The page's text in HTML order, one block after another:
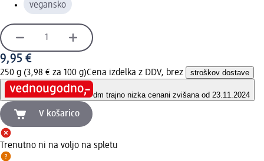
vegansko
9,95 €
250 g (3,98 € za 100 g)Cena izdelka z DDV, brez stroškov dostave
dm trajno nizka cenani zvišana od 23.11.2024
V košarico
Trenutno ni na voljo na spletu